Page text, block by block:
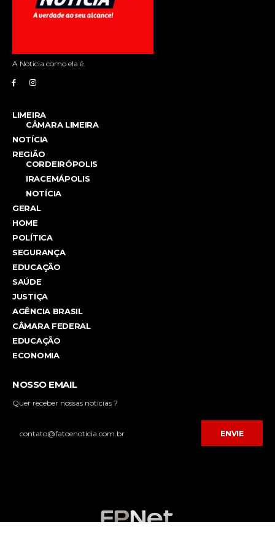
A Noticia como ela é.
LIMEIRA
CÂMARA LIMEIRA
NOTÍCIA
REGIÃO
CORDEIRÓPOLIS
IRACEMÁPOLIS
NOTÍCIA
GERAL
HOME
POLÍTICA
SEGURANÇA
EDUCAÇÃO
SAÚDE
JUSTIÇA
AGÊNCIA BRASIL
CÂMARA FEDERAL
EDUCAÇÃO
ECONOMIA
NOSSO EMAIL
Quer receber nossas noticias ?
ENVIE